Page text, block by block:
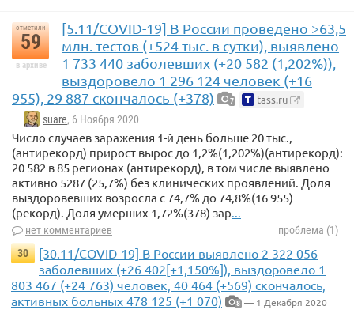
отметили
59
в архиве
[5.11/COVID-19] В России проведено >63,5
млн. тестов (+524 тыс. в сутки), выявлено
1 733 440 заболевших (+20 582 (1,202%)),
выздоровело 1 296 124 человек (+16
955), 29 887 скончалось (+378)
7 tass.ru
suare, 6 Ноября 2020
Число случаев заражения 1-й день больше 20 тыс.,
(антирекорд) прирост вырос до 1,2%(1,202%)(антирекорд):
20 582 в 85 регионах (антирекорд), в том числе выявлено
активно 5287 (25,7%) без клинических проявлений. Доля
выздоровевших возросла с 74,7% до 74,8%(16 955)
(рекорд). Доля умерших 1,72%(378) зар...
нет комментариев
проблема (1)
30
[30.11/COVID-19] В России выявлено 2 322 056
заболевших (+26 402[+1,150%]), выздоровело 1
803 467 (+24 763) человек, 40 464 (+569) скончалось,
активных больных 478 125 (+1 070)
8 — 1 Декабря 2020